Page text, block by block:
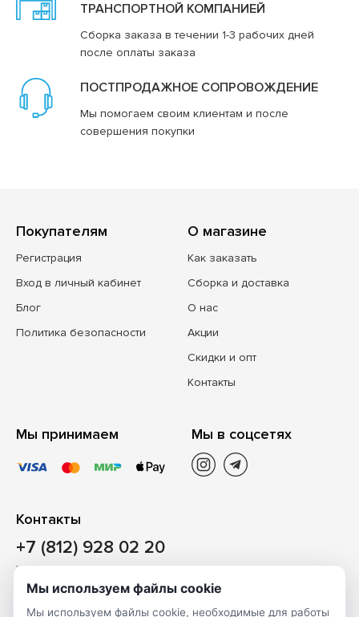
ТРАНСПОРТНОЙ КОМПАНИЕЙ
Сборка заказа в течении 1-3 рабочих дней
после оплаты заказа
ПОСТПРОДАЖНОЕ СОПРОВОЖДЕНИЕ
Мы помогаем своим клиентам и после
совершения покупки
Покупателям
Регистрация
Вход в личный кабинет
Блог
Политика безопасности
О магазине
Как заказать
Сборка и доставка
О нас
Акции
Скидки и опт
Контакты
Мы принимаем Мы в соцсетях
Контакты
+7 (812) 928 02 20
Наш магазин
Санкт-Петербург, ул. Ворошилова, д. 2, Литер «Р» (БЦ
Мы используем файлы cookie
Мы используем файлы cookie, необходимые для работы